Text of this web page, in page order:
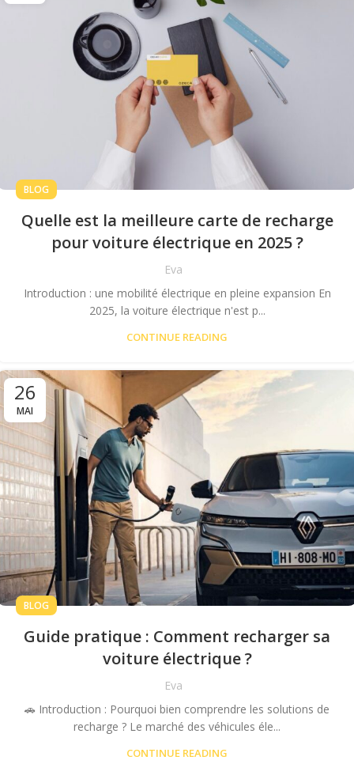
BLOG
Quelle est la meilleure carte de recharge
pour voiture électrique en 2025 ?
Eva
Introduction : une mobilité électrique en pleine expansion En
2025, la voiture électrique n'est p...
CONTINUE READING
26
MAI
BLOG
Guide pratique : Comment recharger sa
voiture électrique ?
Eva
🚗 Introduction : Pourquoi bien comprendre les solutions de
recharge ? Le marché des véhicules éle...
CONTINUE READING